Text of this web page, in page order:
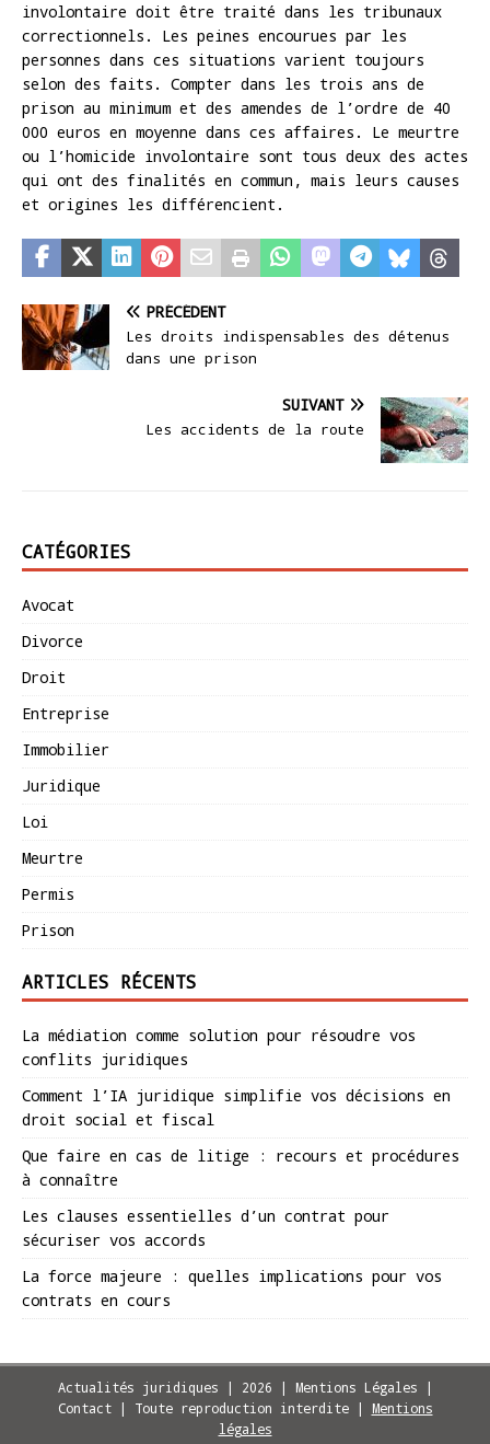
involontaire doit être traité dans les tribunaux
correctionnels. Les peines encourues par les
personnes dans ces situations varient toujours
selon des faits. Compter dans les trois ans de
prison au minimum et des amendes de l’ordre de 40
000 euros en moyenne dans ces affaires. Le meurtre
ou l’homicide involontaire sont tous deux des actes
qui ont des finalités en commun, mais leurs causes
et origines les différencient.
PRÉCÉDENT
Les droits indispensables des détenus
dans une prison
SUIVANT
Les accidents de la route
CATÉGORIES
Avocat
Divorce
Droit
Entreprise
Immobilier
Juridique
Loi
Meurtre
Permis
Prison
ARTICLES RÉCENTS
La médiation comme solution pour résoudre vos
conflits juridiques
Comment l’IA juridique simplifie vos décisions en
droit social et fiscal
Que faire en cas de litige : recours et procédures
à connaître
Les clauses essentielles d’un contrat pour
sécuriser vos accords
La force majeure : quelles implications pour vos
contrats en cours
Actualités juridiques | 2026 | Mentions Légales |
Contact | Toute reproduction interdite | Mentions
légales